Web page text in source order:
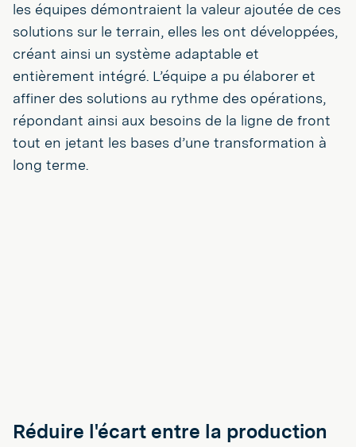
les équipes démontraient la valeur ajoutée de ces
solutions sur le terrain, elles les ont développées,
créant ainsi un système adaptable et
entièrement intégré. L’équipe a pu élaborer et
affiner des solutions au rythme des opérations,
répondant ainsi aux besoins de la ligne de front
tout en jetant les bases d’une transformation à
long terme.
Réduire l'écart entre la production